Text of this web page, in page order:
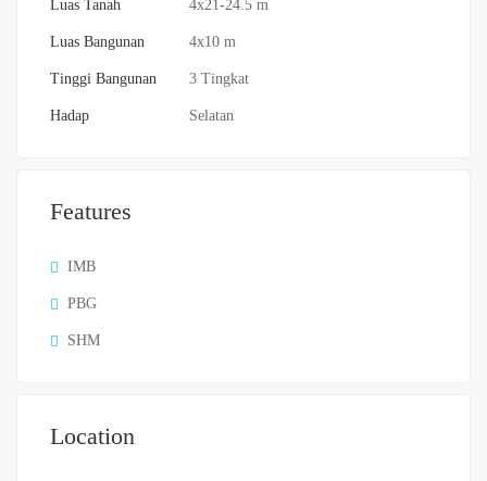
Luas Tanah 4x21-24.5 m
Luas Bangunan 4x10 m
Tinggi Bangunan 3 Tingkat
Hadap Selatan
Features
IMB
PBG
SHM
Location